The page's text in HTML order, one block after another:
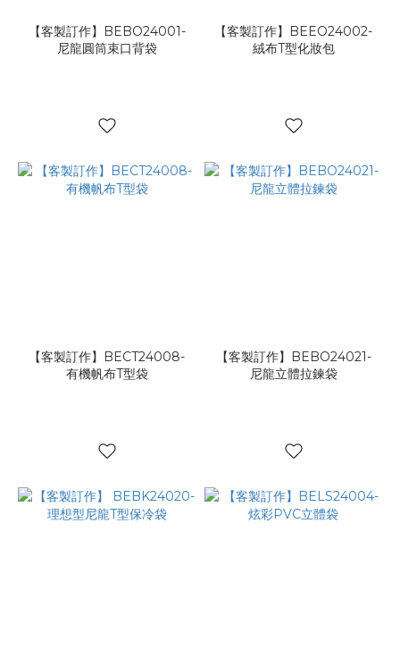
【客製訂作】BEBO24001-
尼龍圓筒束口背袋
【客製訂作】BEEO24002-
絨布T型化妝包
【客製訂作】BECT24008-
有機帆布T型袋
【客製訂作】BEBO24021-
尼龍立體拉鍊袋